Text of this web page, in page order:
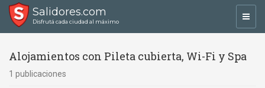
Salidores.com
Disfrutá cada ciudad al máximo
Alojamientos con Pileta cubierta, Wi-Fi y Spa
1 publicaciones